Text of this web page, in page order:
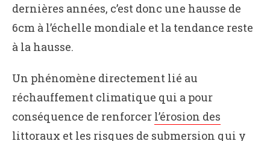
dernières années, c’est donc une hausse de
6cm à l’échelle mondiale et la tendance reste
à la hausse.
Un phénomène directement lié au
réchauffement climatique qui a pour
conséquence de renforcer l’érosion des
littoraux et les risques de submersion qui y